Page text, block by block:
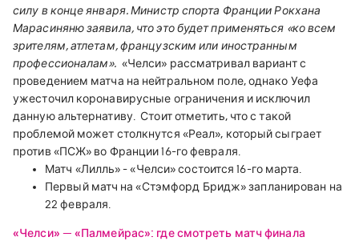
силу в конце января.Министр спорта Франции Рокхана
Марасиняню заявила, что это будет применяться «ко всем
зрителям, атлетам, французским или иностранным
профессионалам». «Челси» рассматривал вариант с
проведением матча на нейтральном поле, однако Уефа
ужесточил коронавирусные ограничения и исключил
данную альтернативу. Стоит отметить, что с такой
проблемой может столкнутся «Реал», который сыграет
против «ПСЖ» во Франции 16-го февраля.
Матч «Лилль» - «Челси» состоится 16-го марта.
Первый матч на «Стэмфорд Бридж» запланирован на
22 февраля.
«Челси» — «Палмейрас»: где смотреть матч финала